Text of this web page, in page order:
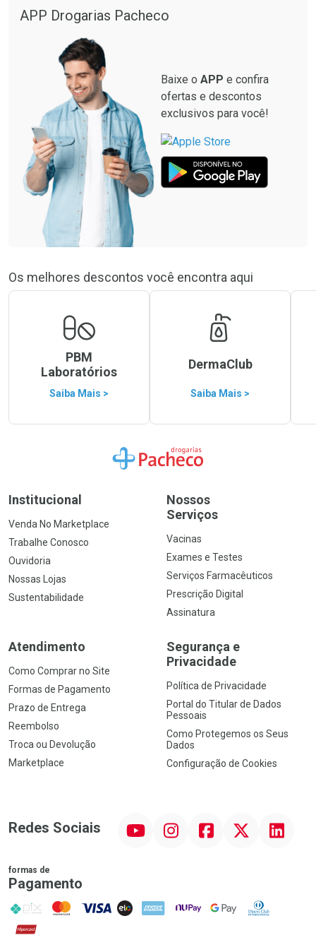
APP Drogarias Pacheco
Baixe o APP e confira
ofertas e descontos
exclusivos para você!
Os melhores descontos você encontra aqui
PBM
Laboratórios
Saiba Mais >
DermaClub
Saiba Mais >
Ir para a Home
Institucional
Venda No Marketplace
Trabalhe Conosco
Ouvidoria
Nossas Lojas
Sustentabilidade
Nossos
Serviços
Vacinas
Exames e Testes
Serviços Farmacêuticos
Prescrição Digital
Assinatura
Atendimento
Como Comprar no Site
Formas de Pagamento
Prazo de Entrega
Reembolso
Troca ou Devolução
Marketplace
Segurança e
Privacidade
Política de Privacidade
Portal do Titular de Dados
Pessoais
Como Protegemos os Seus
Dados
Configuração de Cookies
Redes Sociais InstagramFacebookTwitter Linkedin
formas de
Pagamento
PIX MasterCard
VISA ELO AMEX NuPay Google PayDiners Club
Hipercard